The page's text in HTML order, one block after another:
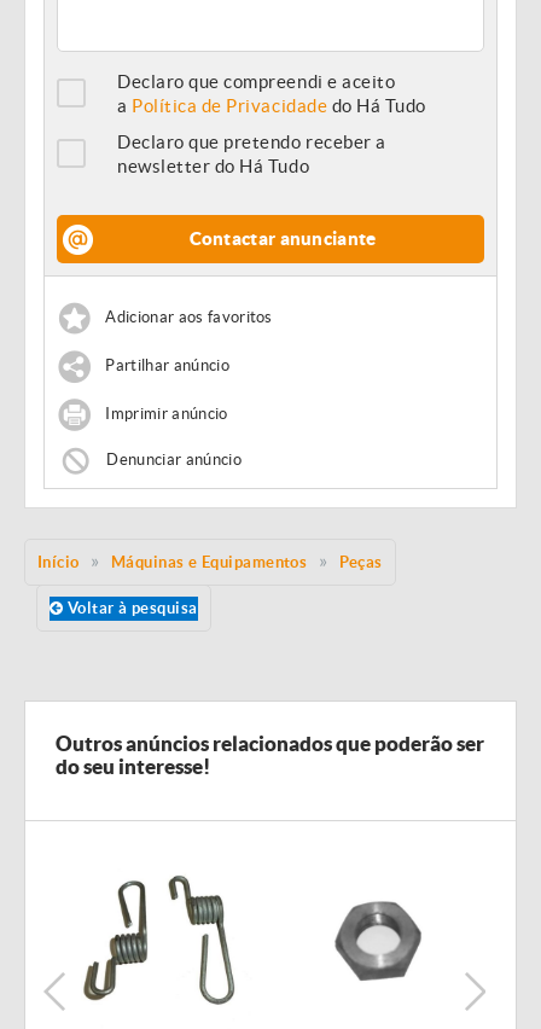
Declaro que compreendi e aceito
a Política de Privacidade do Há Tudo
Declaro que pretendo receber a
newsletter do Há Tudo
Contactar anunciante
Adicionar aos favoritos
Partilhar anúncio
Imprimir anúncio
Denunciar anúncio
Início Máquinas e Equipamentos Peças
Voltar à pesquisa
Outros anúncios relacionados que poderão ser
do seu interesse!